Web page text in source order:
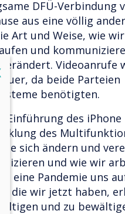
DFÜ-Verbindung
aus eine völlig
Art und Weise, wie
und
Videoanrufe
da beide Parteien
benötigten.
Einführung des iPhone
des
sich ändern und
und wie wir
eine Pandemie uns
die wir jetzt haben,
und zu